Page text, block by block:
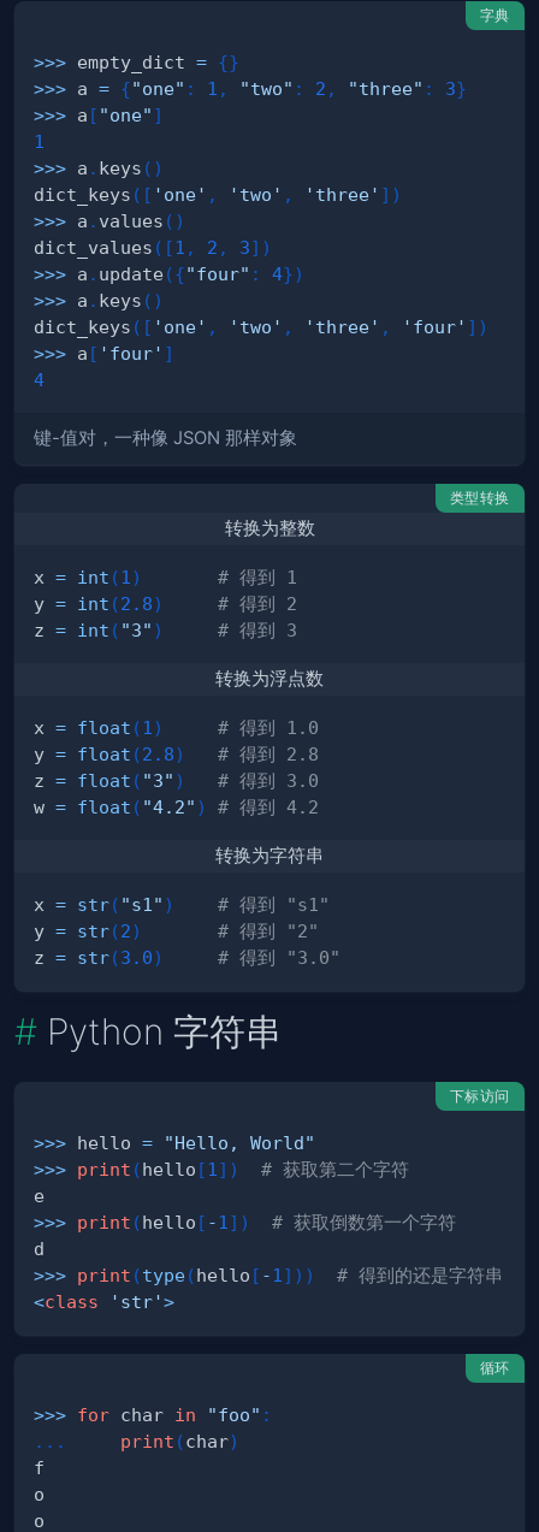
字典
>>> empty_dict = {}
>>> a = {"one" : 1 , "two" : 2 , "three" : 3}
>>> a [ "one" ]
1
>>> a . keys ( )
dict_keys ( [ 'one' , 'two' , 'three' ] )
>>> a . values ( )
dict_values ( [1 , 2 , 3] )
>>> a . update ({"four" : 4})
>>> a . keys ( )
dict_keys ( [ 'one' , 'two' , 'three' , 'four' ] )
>>> a [ 'four' ]
4
键-值对，一种像 JSON 那样对象
类型转换
转换为整数
x = int (1 )
# 得到 1
y = int (2.8)
# 得到 2
z = int ( "3" ) # 得到 3
转换为浮点数
x = float (1 )
# 得到 1.0
y = float (2.8)
# 得到 2.8
z = float ( "3" )
# 得到 3.0
w = float ( "4.2" ) # 得到 4.2
转换为字符串
x = str( "s1" )
# 得到 "s1"
y = str(2)
# 得到 "2"
z = str(3.0) # 得到 "3.0"
Python 字符串
下标访问
>>> hello =
"Hello, World"
>>> print (hello [1 ] )
# 获取第二个字符
>>> print (hello [ -1 ] )
# 获取倒数第一个字符
>>> print (type(hello [ -1 ] ) )
# 得到的还是字符串
<class 'str'>
循环
>>> for char in "foo" :
. . . print (char)